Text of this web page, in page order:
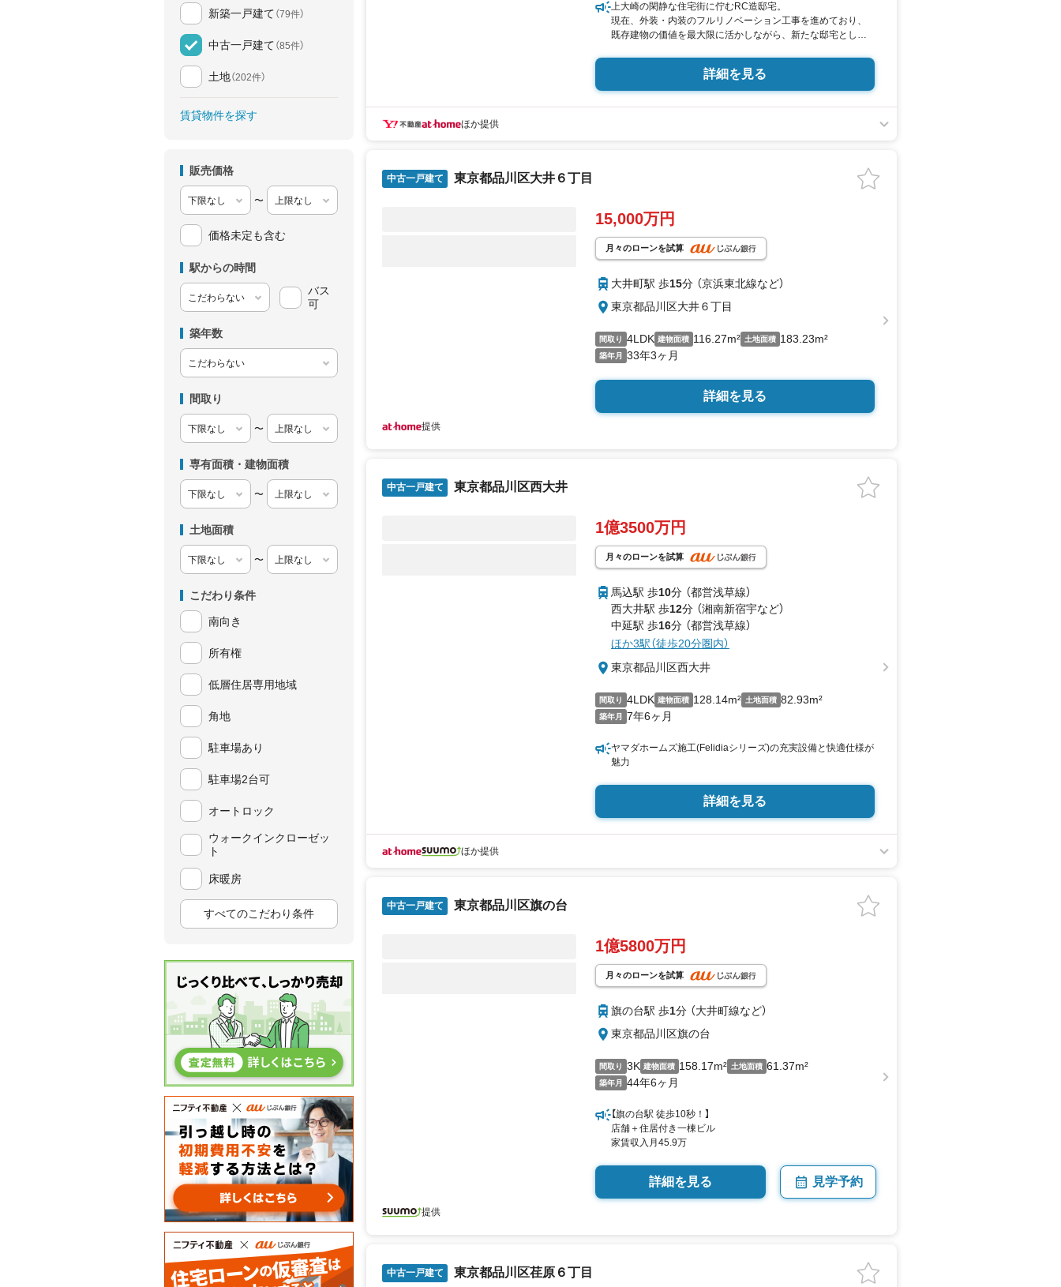
新築一戸建て （79件）
中古一戸建て （85件）
土地（202件）
賃貸物件を探す
販売価格
〜
価格未定も含む
駅からの時間
バス
可
築年数
間取り
〜
専有面積・建物面積
〜
土地面積
〜
こだわり条件
南向き
所有権
低層住居専用地域
角地
駐車場あり
駐車場2台可
オートロック
ウォークインクローゼッ
ト
床暖房
すべてのこだわり条件
上大崎の閑静な住宅街に佇むRC造邸宅。
現在、外装・内装のフルリノベーション工事を進めており、
既存建物の価値を最大限に活かしながら、新たな邸宅として
なプライベート空間として、ご家族やゲストとの特別な時間
を演出します。
資産性・居住性・希少性を兼ね備えたプレミアムレジデンス
目黒・白金エリアの街並みを一望する開放的な空間を創出し
現在、外装・内装ともに全面改修工事を実施中。 既存建物の
せた邸宅へ生まれ変わります。
■室内スケルトン状態
室内はスケルトン化済み。 設備・内装・動線計画をゼロから
見直し、新築同等レベルの住空間を創出予定です。
■都心の希少立地
域。 低層住宅街ならではの落ち着きと都心アクセスを両立し
ます。
詳細を見る
ほか提供
中古一戸建て 東京都品川区大井６丁目
15,000万円
月々のローンを試算
大井町駅 歩15分 （京浜東北線など）
東京都品川区大井６丁目
間取り 4LDK 建物面積 116.27m² 土地面積 183.23m²
築年月 33年3ヶ月
詳細を見る
提供
中古一戸建て 東京都品川区西大井
1億3500万円
月々のローンを試算
馬込駅 歩10分 （都営浅草線）
西大井駅 歩12分 （湘南新宿宇など）
中延駅 歩16分 （都営浅草線）
ほか3駅（徒歩20分圏内）
東京都品川区西大井
間取り 4LDK 建物面積 128.14m² 土地面積 82.93m²
築年月 7年6ヶ月
ヤマダホームズ施工(Felidiaシリーズ)の充実設備と快適仕様が
魅力
詳細を見る
ほか提供
中古一戸建て 東京都品川区旗の台
1億5800万円
月々のローンを試算
旗の台駅 歩1分 （大井町線など）
東京都品川区旗の台
間取り 3K 建物面積 158.17m² 土地面積 61.37m²
築年月 44年6ヶ月
【旗の台駅 徒歩10秒！】
店舗＋住居付き一棟ビル
家賃収入月45.9万
詳細を見る 見学予約
提供
中古一戸建て 東京都品川区荏原６丁目